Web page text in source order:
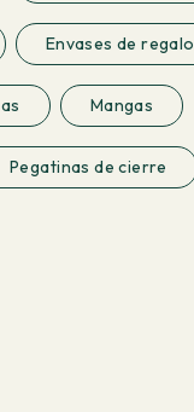
Envases de regalo
Mangas
Pegatinas de cierre